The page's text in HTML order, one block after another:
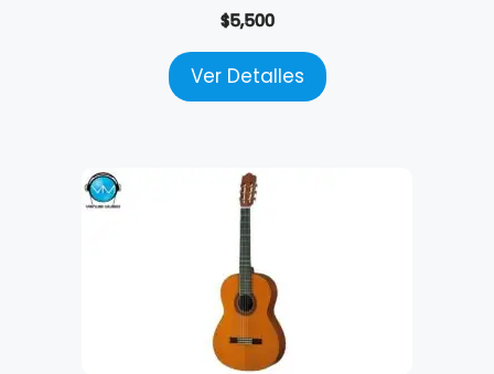
$5,500
Ver Detalles